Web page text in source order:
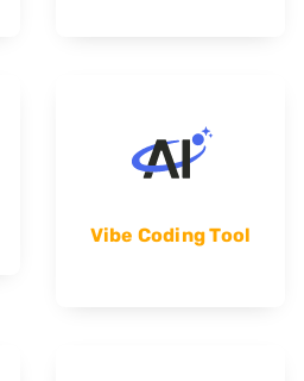
Vibe Coding Tool